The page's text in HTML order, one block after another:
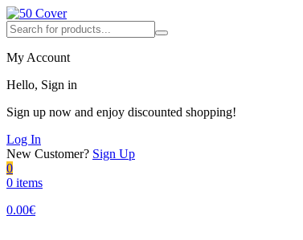
My Account
Hello, Sign in
Sign up now and enjoy discounted shopping!
Log In
New Customer? Sign Up
0
0 items
0.00€